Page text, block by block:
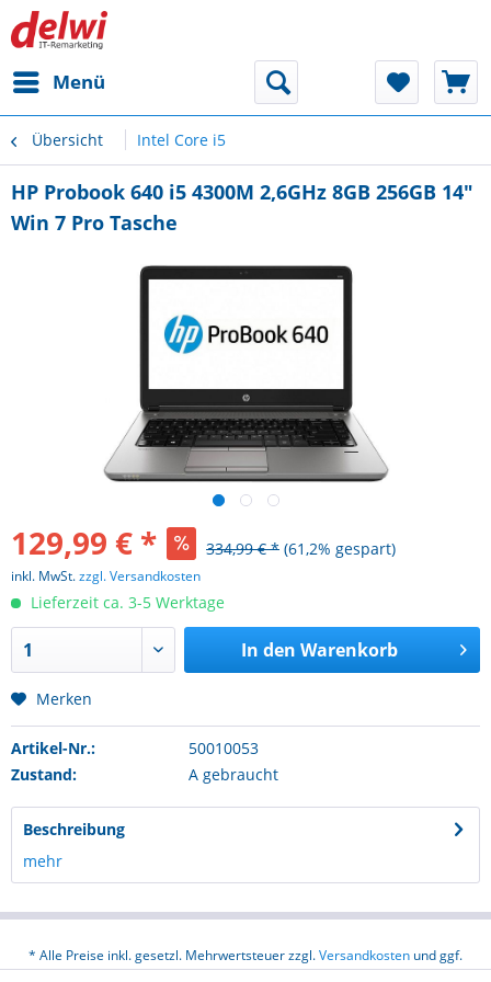
Menü
Übersicht Intel Core i5
HP Probook 640 i5 4300M 2,6GHz 8GB 256GB 14"
Win 7 Pro Tasche
129,99 € * 334,99 € * (61,2% gespart)
inkl. MwSt.zzgl. Versandkosten
Lieferzeit ca. 3-5 Werktage
In den Warenkorb
Merken
Artikel-Nr.:
50010053
Zustand:
A gebraucht
Beschreibung
mehr
* Alle Preise inkl. gesetzl. Mehrwertsteuer zzgl.Versandkosten und ggf.